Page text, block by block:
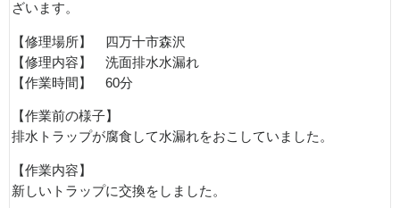
ざいます。
【修理場所】 四万十市森沢
【修理内容】 洗面排水水漏れ
【作業時間】 60分
【作業前の様子】
排水トラップが腐食して水漏れをおこしていました。
【作業内容】
新しいトラップに交換をしました。